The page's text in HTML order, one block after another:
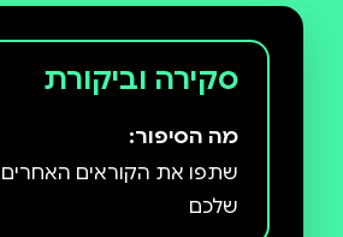
סקירה וביקורת
מה הסיפור:
שתפו את הקוראים האחרים
שלכם